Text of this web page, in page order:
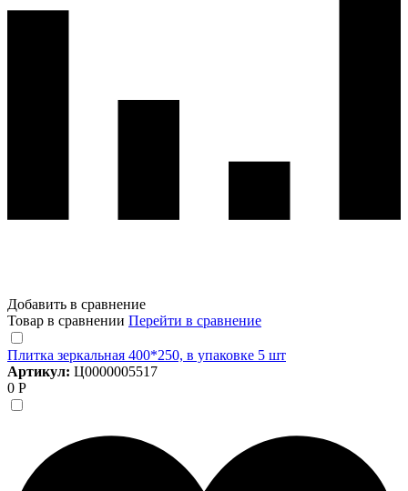
Добавить в сравнение
Товар в сравнении Перейти в сравнение
Плитка зеркальная 400*250, в упаковке 5 шт
Артикул: Ц0000005517
0 Р